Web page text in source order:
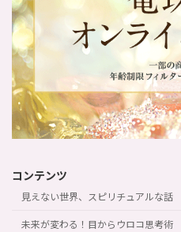
コンテンツ
見えない世界、スピリチュアルな話
未来が変わる！目からウロコ思考術